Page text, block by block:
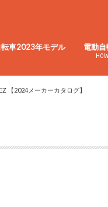
転車2023年モデル 電動
EZ 【2024メーカーカタログ】